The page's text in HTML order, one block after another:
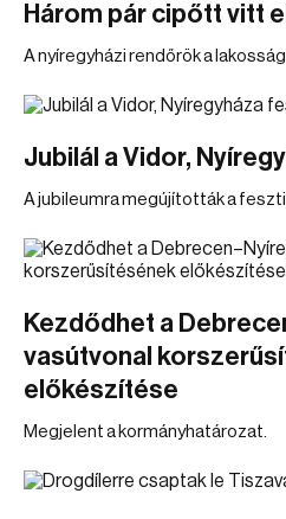
Három pár cipőtt vitt
A nyíregyházi rendőrök a
Jubilál a Vidor,
A jubileumra megújították a
Kezdődhet a
vasútvonal
előkészítése
Megjelent a kormányhatározat.